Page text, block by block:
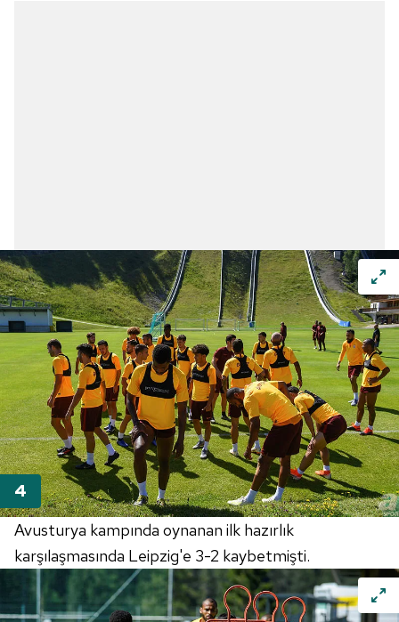
Avusturya kampında oynanan ilk hazırlık
karşılaşmasında Leipzig'e 3-2 kaybetmişti.